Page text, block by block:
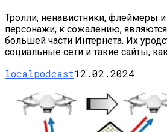
Тролли, ненавистники, флеймеры
персонажи, к сожалению,
большей части Интернета. Их
социальные сети и такие сайты,
localpodcast12.02.2024